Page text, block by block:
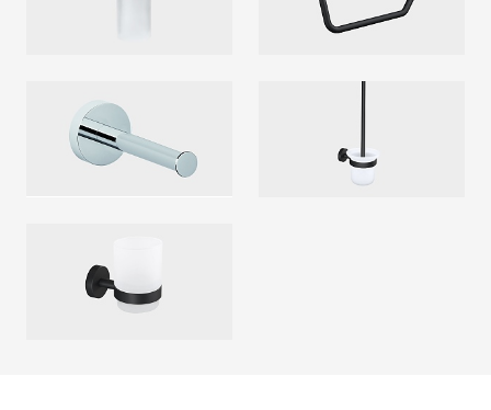
MEER LEZEN
Reserve-rolhouder
MEER LEZEN
Toiletborstelhouder
MEER LEZEN
MEER LEZEN